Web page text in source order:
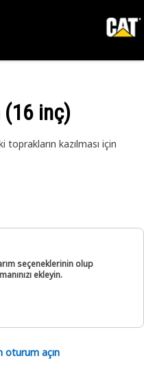
inç)
kazılması için
seçeneklerinin olup
ekleyin.
oturum açın